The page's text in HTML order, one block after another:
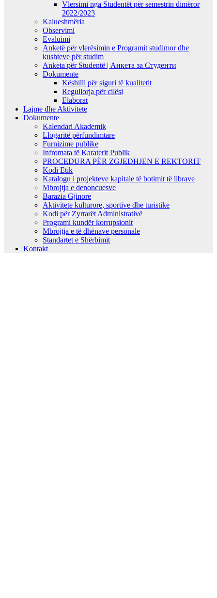
Vlersimi nga Studentët për semestrin dimëror
2022/2023
Kalueshmëria
Observimi
Evaluimi
Anketë për vlerësimin e Programit studimor dhe
kushteve për studim
Anketa për Studentë | Анкета за Студенти
Dokumente
Këshilli për siguri të kualitetit
Regullorja për cilësi
Elaborat
Lajme dhe Aktivitete
Dokumente
Kalendari Akademik
Llogaritë përfundimtare
Furnizime publike
Infromata të Karaterit Publik
PROCEDURA PËR ZGJEDHJEN E REKTORIT
Kodi Etik
Katalogu i projekteve kapitale të botimit të librave
Mbrojtja e denoncuesve
Barazia Gjinore
Aktivitete kulturore, sportive dhe turistike
Kodi për Zyrtarët Administrativë
Programi kundër korrupsionit
Mbrojtja e të dhënave personale
Standartet e Shërbimit
Kontakt